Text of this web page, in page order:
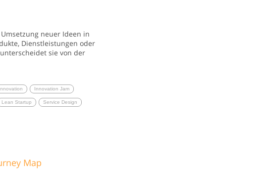
neuer Ideen in
Dienstleistungen oder
sie von der
Innovation Jam
Lean Startup Service Design
Map